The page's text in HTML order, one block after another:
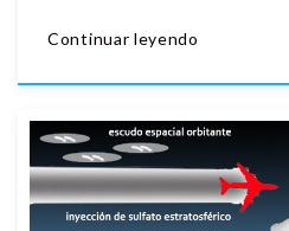
Continuar leyendo